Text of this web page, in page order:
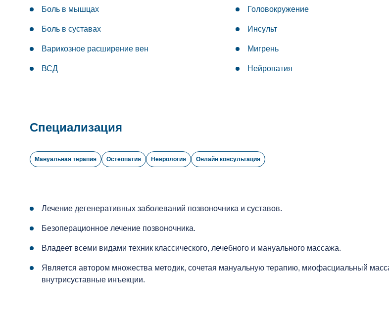
Боль в мышцах
Боль в суставах
Варикозное расширение вен
ВСД
Головокружение
Инсульт
Мигрень
Нейропатия
Специализация
Мануальная терапия Остеопатия Неврология Онлайн консультация
Лечение дегенеративных заболеваний позвоночника и суставов.
Безоперационное лечение позвоночника.
Владеет всеми видами техник классического, лечебного и мануального массажа.
Является автором множества методик, сочетая мануальную терапию, миофасциальный
внутрисуставные инъекции.